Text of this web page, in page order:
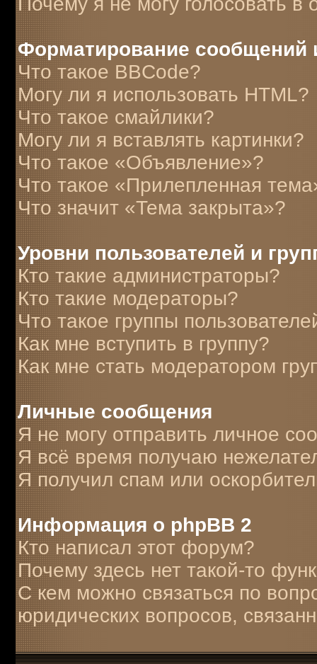
Форматирование сообщений
Что такое BBCode?
Могу ли я использовать HTML?
Что такое смайлики?
Могу ли я вставлять картинки?
Что такое «Объявление»?
Что такое «Прилепленная
Что значит «Тема закрыта»?
Уровни пользователей и
Кто такие администраторы?
Кто такие модераторы?
Что такое группы
Как мне вступить в группу?
Как мне стать модератором
Личные сообщения
Я не могу отправить личное
Я всё время получаю
Я получил спам или
Информация о phpBB 2
Кто написал этот форум?
Почему здесь нет такой-то
С кем можно связаться по
юридических вопросов,